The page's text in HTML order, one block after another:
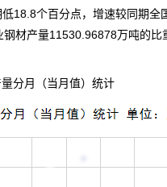
18.8个百分点，增速较同期全
材产量11530.96878万吨的比
分月（当月值）统计